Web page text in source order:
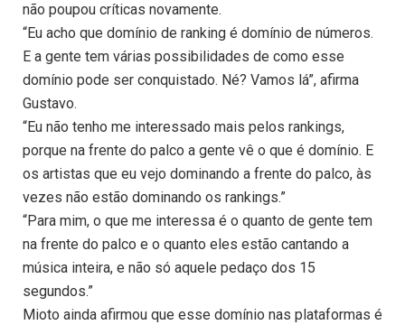
não poupou críticas novamente.
“Eu acho que domínio de ranking é domínio de números.
E a gente tem várias possibilidades de como esse
domínio pode ser conquistado. Né? Vamos lá”, afirma
Gustavo.
“Eu não tenho me interessado mais pelos rankings,
porque na frente do palco a gente vê o que é domínio. E
os artistas que eu vejo dominando a frente do palco, às
vezes não estão dominando os rankings.”
“Para mim, o que me interessa é o quanto de gente tem
na frente do palco e o quanto eles estão cantando a
música inteira, e não só aquele pedaço dos 15
segundos.”
Mioto ainda afirmou que esse domínio nas plataformas é